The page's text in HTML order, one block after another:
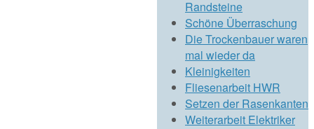
Randsteine
Schöne Überraschung
Die Trockenbauer waren
mal wieder da
Kleinigkeiten
Fliesenarbeit HWR
Setzen der Rasenkanten
Weiterarbeit Elektriker